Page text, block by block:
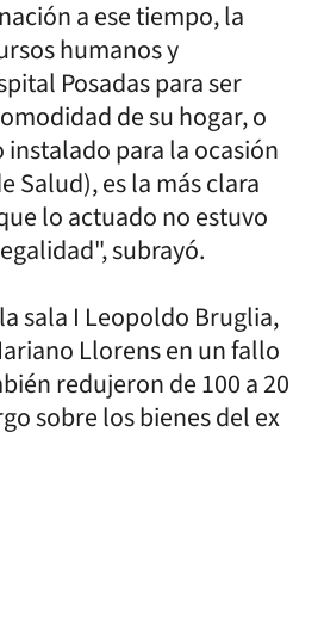
a ese tiempo, la
humanos y
Posadas para ser
de su hogar, o
para la ocasión
Salud), es la más clara
lo actuado no estuvo
subrayó.
sala I Leopoldo Bruglia,
Llorens en un fallo
redujeron de 100 a 20
sobre los bienes del ex